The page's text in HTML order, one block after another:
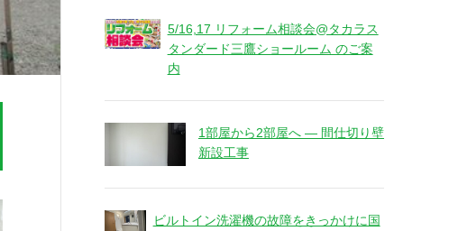
5/16,17 リフォーム相談会@タカラス
タンダード三鷹ショールーム のご案
内
1部屋から2部屋へ ― 間仕切り壁
新設工事
ビルトイン洗濯機の故障をきっかけに国